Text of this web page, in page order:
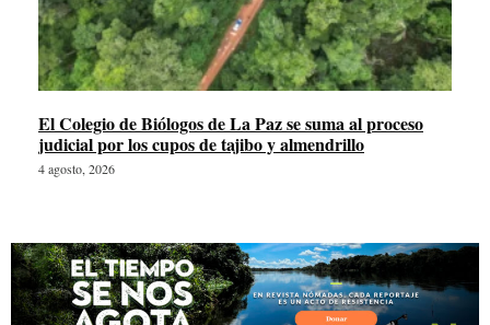
El Colegio de Biólogos de La Paz se suma al proceso
judicial por los cupos de tajibo y almendrillo
4 agosto, 2026